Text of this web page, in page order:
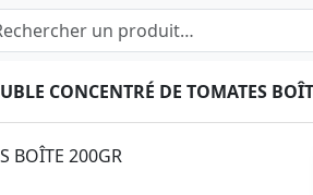
CONCENTRÉ DE TOMATES